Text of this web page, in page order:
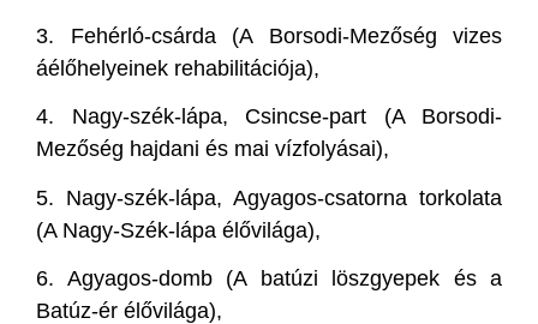
3. Fehérló-csárda (A Borsodi-Mezőség vizes
áélőhelyeinek rehabilitációja),
4. Nagy-szék-lápa, Csincse-part (A Borsodi-
Mezőség hajdani és mai vízfolyásai),
5. Nagy-szék-lápa, Agyagos-csatorna torkolata
(A Nagy-Szék-lápa élővilága),
6. Agyagos-domb (A batúzi löszgyepek és a
Batúz-ér élővilága),